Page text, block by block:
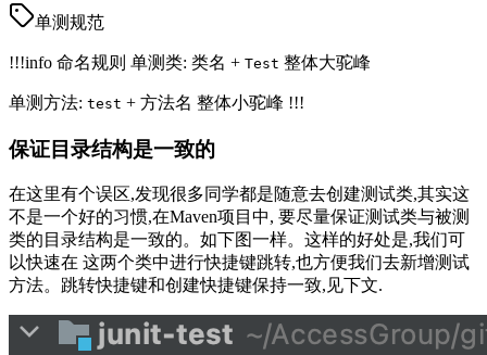
单测规范
!!!info 命名规则 单测类: 类名 + Test 整体大驼峰
单测方法: test + 方法名 整体小驼峰 !!!
保证目录结构是一致的
在这里有个误区,发现很多同学都是随意去创建测试类,其实这
不是一个好的习惯,在Maven项目中, 要尽量保证测试类与被测
类的目录结构是一致的。如下图一样。这样的好处是,我们可
以快速在 这两个类中进行快捷键跳转,也方便我们去新增测试
方法。 跳转快捷键和创建快捷键保持一致,见下文.